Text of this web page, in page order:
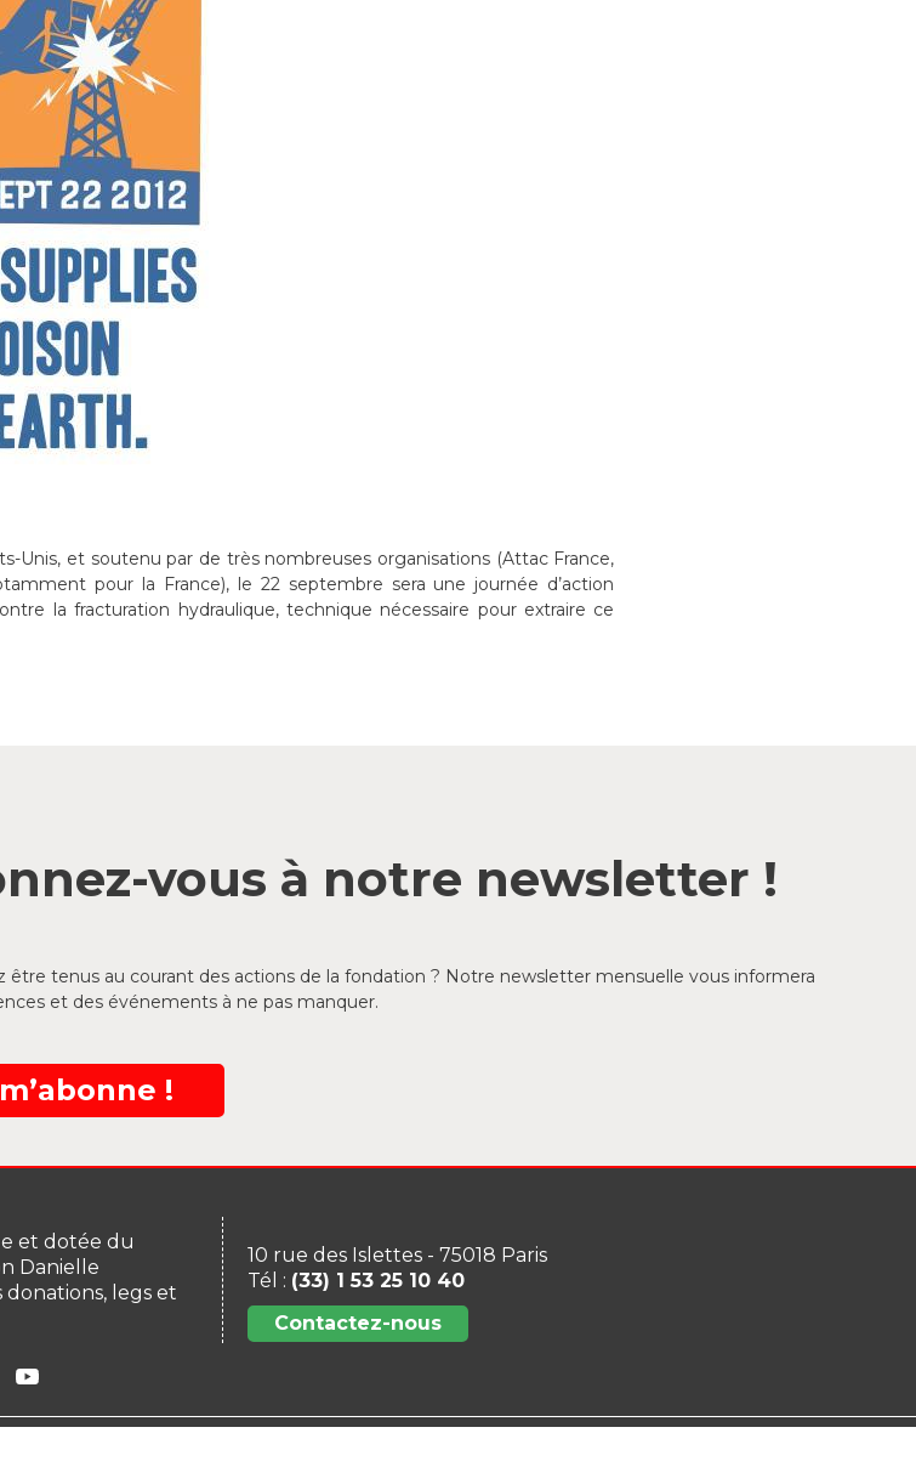
Unis, et soutenu par de très nombreuses organisations (Attac France,
pour la France), le 22 septembre sera une journée d’action
la fracturation hydraulique, technique nécessaire pour extraire ce
vous à notre newsletter !
être tenus au courant des actions de la fondation ? Notre newsletter mensuelle vous informera
et des événements à ne pas manquer.
!
et dotée du
Danielle
legs et
10 rue des Islettes - 75018 Paris
Tél : (33) 1 53 25 10 40
Contactez-nous